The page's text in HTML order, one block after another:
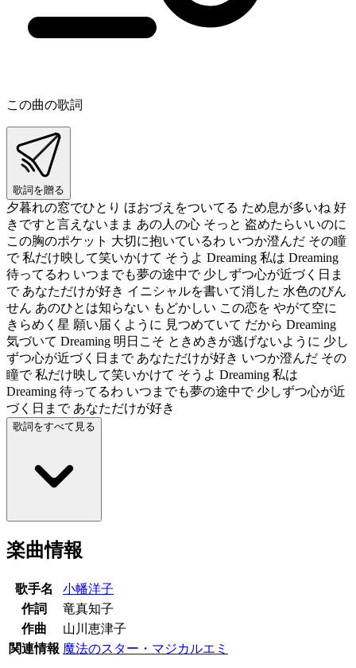
この曲の歌詞
歌詞を贈る
夕暮れの窓でひとり ほおづえをついてる ため息が多いね 好
きですと言えないまま あの人の心 そっと 盗めたらいいのに
この胸のポケット 大切に抱いているわ いつか澄んだ その瞳
で 私だけ映して笑いかけて そうよ Dreaming 私は Dreaming
待ってるわ いつまでも夢の途中で 少しずつ心が近づく日ま
で あなただけが好き イニシャルを書いて消した 水色のびん
せん あのひとは知らない もどかしい この恋を やがて空に
きらめく星 願い届くように 見つめていて だから Dreaming
気づいて Dreaming 明日こそ ときめきが逃げないように 少し
ずつ心が近づく日まで あなただけが好き いつか澄んだ その
瞳で 私だけ映して笑いかけて そうよ Dreaming 私は
Dreaming 待ってるわ いつまでも夢の途中で 少しずつ心が近
づく日まで あなただけが好き
歌詞をすべて見る
楽曲情報
歌手名
小幡洋子
作詞
竜真知子
作曲
山川恵津子
関連情報 魔法のスター・マジカルエミ